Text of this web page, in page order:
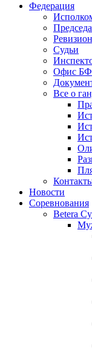
Федерация
Судьи
Офис
Все о
Новости
Соревнования
Betera